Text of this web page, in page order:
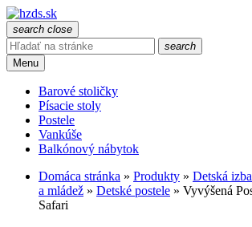
search close
search
Menu
Barové stoličky
Písacie stoly
Postele
Vankúše
Balkónový nábytok
Domáca stránka » Produkty » Detská izba
a mládež » Detské postele » Vyvýšená
Safari